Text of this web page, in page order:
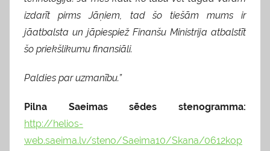
izdarīt pirms Jāņiem, tad šo tiešām mums ir
jāatbalsta un jāpiespiež Finanšu Ministrija atbalstīt
šo priekšlikumu finansiāli.
Paldies par uzmanību.”
Pilna Saeimas sēdes stenogramma:
http://helios-
web.saeima.lv/steno/Saeima10/Skana/0612kop